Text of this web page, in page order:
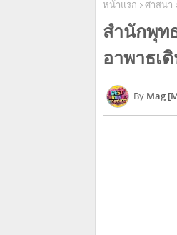
หน้าแรก ศาสนา
สำนักพุท
อาพาธเ
Mag